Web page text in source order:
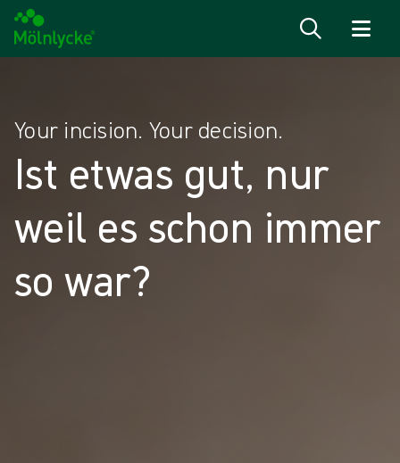
Your incision. Your decision.
Ist etwas gut, nur
weil es schon immer
so war?